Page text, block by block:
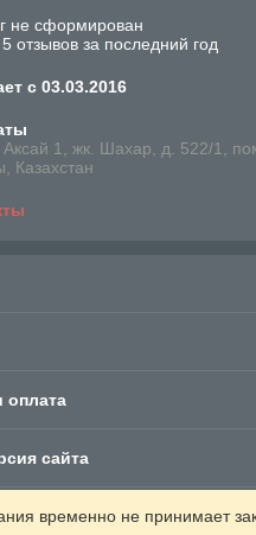
не сформирован
отзывов за последний год
с 03.03.2016
Аксай 1, жк. Шахар, д. 522/1,
Казахстан
оплата
сайта
на маркетплейсеSatu.kz
временно не принимает